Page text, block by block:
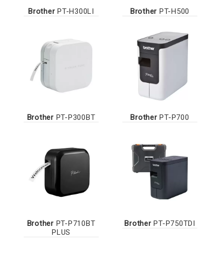
BrotherPT-H300LI Brother PT-H500
BrotherPT-P300BT BrotherPT-P700
BrotherPT-P710BT
PLUS
BrotherPT-P750TDI